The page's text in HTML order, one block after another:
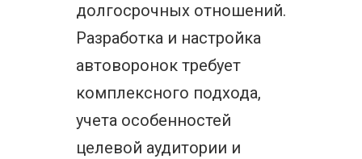
долгосрочных отношений.
Разработка и настройка
автоворонок требует
комплексного подхода,
учета особенностей
целевой аудитории и